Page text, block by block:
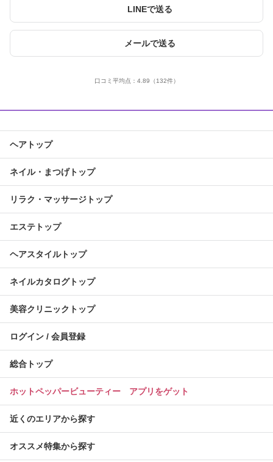
LINEで送る
メールで送る
口コミ平均点： 4.89 （132件）
ヘアトップ
ネイル・まつげトップ
リラク・マッサージトップ
エステトップ
ヘアスタイルトップ
ネイルカタログトップ
美容クリニックトップ
ログイン / 会員登録
総合トップ
ホットペッパービューティー アプリをゲット
近くのエリアから探す
オススメ特集から探す